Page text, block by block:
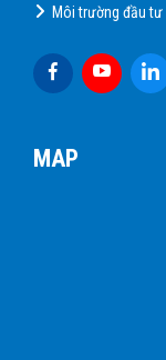
Môi trường đầu tư
MAP